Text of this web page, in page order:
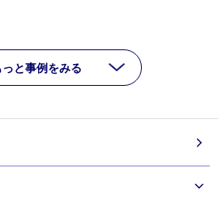
っと事例をみる